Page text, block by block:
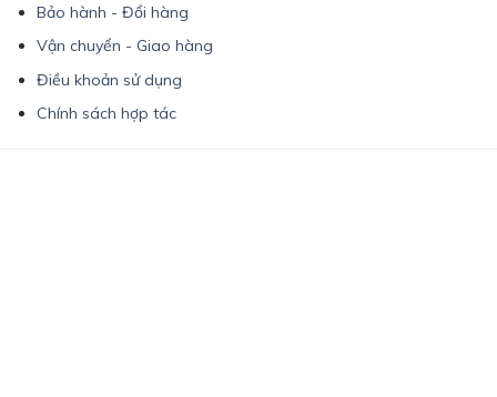
Bảo hành - Đổi hàng
Vận chuyển - Giao hàng
Điều khoản sử dụng
Chính sách hợp tác